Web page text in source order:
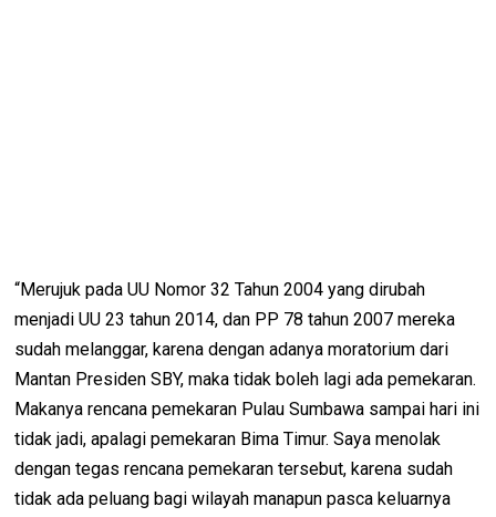
“Merujuk pada UU Nomor 32 Tahun 2004 yang dirubah
menjadi UU 23 tahun 2014, dan PP 78 tahun 2007 mereka
sudah melanggar, karena dengan adanya moratorium dari
Mantan Presiden SBY, maka tidak boleh lagi ada pemekaran.
Makanya rencana pemekaran Pulau Sumbawa sampai hari ini
tidak jadi, apalagi pemekaran Bima Timur. Saya menolak
dengan tegas rencana pemekaran tersebut, karena sudah
tidak ada peluang bagi wilayah manapun pasca keluarnya